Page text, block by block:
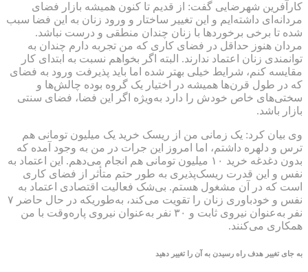
کارآفرین شهرضایی گفت: از قدیم تا کنون همیشه بازار فضای
مردانه‌ای داشته‌ایم و این تغییر ساختار و ورود زنان به این فضا سبب
شده تا برخی برخوردها با زنان چندان منطقی و درست نباشد.
مردان هنوز حداقل در فضای کاری که من تجربه ‌دارم چندان به
توانمندی زنان اعتماد ندارند. البته اگر بخواهم نسبت به ابتدای کار
مقایسه کنم، شرایط خیلی بهتر شده اما باید پذیرفت ورود به فضای
که در طول قرن‌ها همیشه در اختیار یک گروه بوده چالش‌ها و
سختی‌های خاص خودش را دارد به‌ویژه اگر این فضا، فضای سنتی
بازار باشد.
وی بیان کرد: یک ‌زمانی من از ریسک خرید یک ‌میلیون تومانی هم
ترس و دلهره داشتم، اما امروز این جرات در من به وجود آمده که
بدون دغدغه خرید ۱۰ میلیون تومانی هم انجام می‌دهم. این اعتماد به‌
نفس و این قدرت ریسک‌پذیری به طور حتم متأثر از فضای کاری
است که در آن مشغول هستم. بی‌شک فعالیت اقتصادی اعتماد به‌
نفس و خودباوری زنان را تقویت می‌کند، به‌طوریکه در حال حاضر ۷
نفر به‌عنوان نیروی ثابت و ۳۰ نفر به‌عنوان نیروی پاره‌وقت با من
همکاری می‌کنند.
به‌ جای تغییر هدف راه رسیدن به آن را تغییر دهید